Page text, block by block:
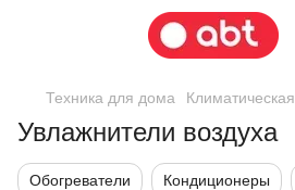
Техника для дома
Увлажнители воздуха
Обогреватели Кондиционеры